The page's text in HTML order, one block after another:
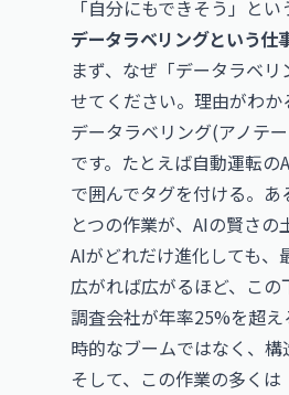
「自分にもできそう」と
データラベリングという仕
まず、なぜ「データラベ
せてください。理由がわか
データラベリング(アノテ
です。たとえば自動運転
で囲んでタグを付ける。
とつの作業が、AIの賢さの
AIがどれだけ進化しても
広がれば広がるほど、こ
調査会社が年率25%を超
時的なブームではなく、構
そして、この作業の多く